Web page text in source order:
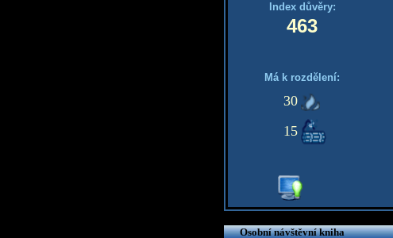
Index důvěry:
463
Má k rozdělení:
30
15
Osobní návštěvní kniha